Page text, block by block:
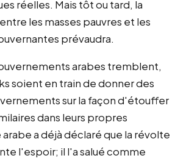
réelles. Mais tôt ou tard, la
les masses pauvres et les
prévaudra.
arabes tremblent,
soient en train de donner des
sur la façon d'étouffer
dans leurs propres
a déjà déclaré que la révolte
l'espoir; il l'a salué comme